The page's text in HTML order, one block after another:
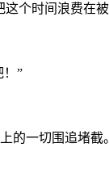
个时间浪费
！”
的一切围追堵